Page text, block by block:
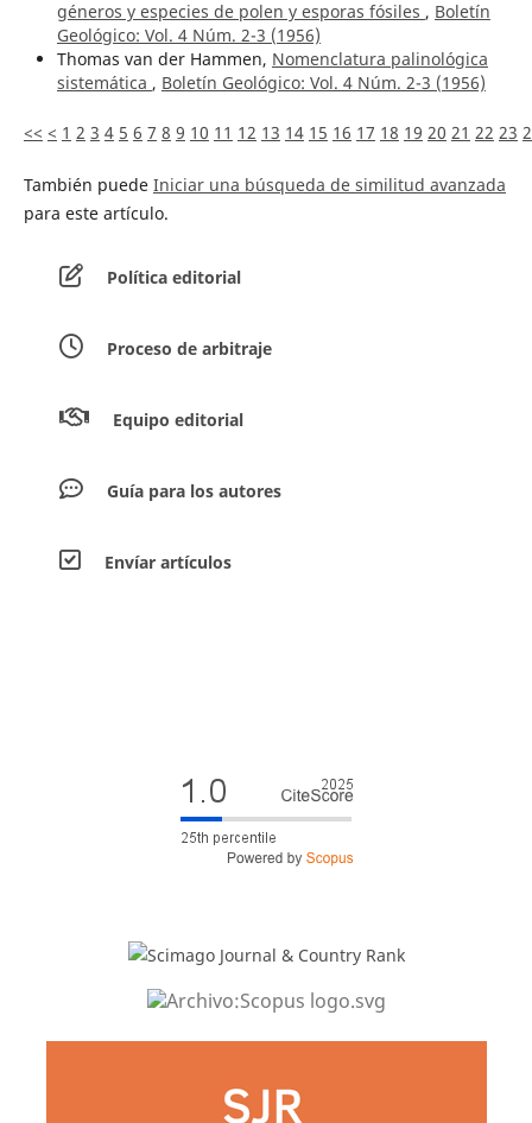
géneros y especies de polen y esporas fósiles , Boletín
Geológico: Vol. 4 Núm. 2-3 (1956)
Thomas van der Hammen, Nomenclatura palinológica
sistemática , Boletín Geológico: Vol. 4 Núm. 2-3 (1956)
<< < 1 2 3 4 5 6 7 8 9 10 11 12 13 14 15 16 17 18 19 20 21 22 23
También puede Iniciar una búsqueda de similitud avanzada
para este artículo.
Política editorial
Proceso de arbitraje
Equipo editorial
Guía para los autores
Envíar artículos